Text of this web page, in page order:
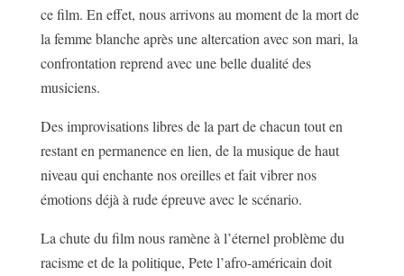
ce film. En effet, nous arrivons au moment de la mort de
la femme blanche après une altercation avec son mari, la
confrontation reprend avec une belle dualité des
musiciens.
Des improvisations libres de la part de chacun tout en
restant en permanence en lien, de la musique de haut
niveau qui enchante nos oreilles et fait vibrer nos
émotions déjà à rude épreuve avec le scénario.
La chute du film nous ramène à l’éternel problème du
racisme et de la politique, Pete l’afro-américain doit